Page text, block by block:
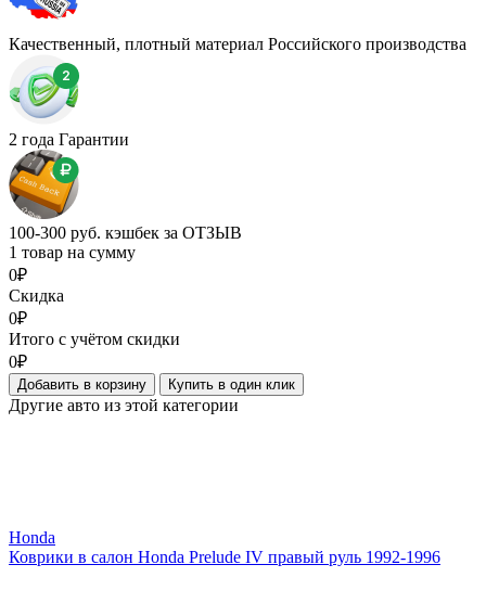
Качественный, плотный материал Российского производства
2 года Гарантии
100-300 руб. кэшбек за ОТЗЫВ
1 товар на сумму
0₽
Скидка
0₽
Итого с учётом скидки
0₽
Добавить в корзину Купить в один клик
Другие авто из этой категории
Honda
Коврики в салон Honda Prelude IV правый руль 1992-1996